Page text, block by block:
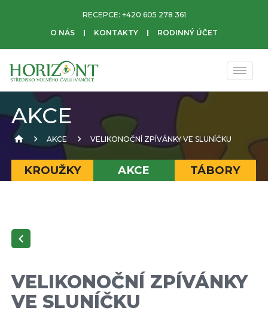
RECEPCE: +420 605 278 361
O NÁS
KONTAKTY RODINNÝ ÚČET
AKCE
AKCE VELIKONOČNÍ ZPÍVÁNKY VE SLUNÍČKU
KROUŽKY AKCE TÁBORY
VELIKONOČNÍ ZPÍVÁNKY
VE SLUNÍČKU